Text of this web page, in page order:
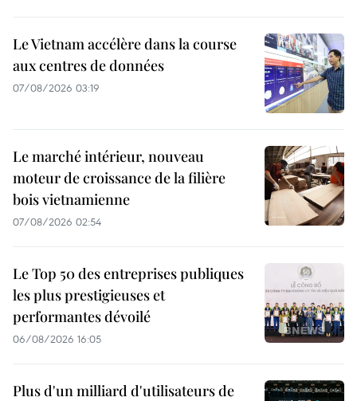
Le Vietnam accélère dans la course
aux centres de données
07/08/2026 03:19
Le marché intérieur, nouveau
moteur de croissance de la filière
bois vietnamienne
07/08/2026 02:54
Le Top 50 des entreprises publiques
les plus prestigieuses et
performantes dévoilé
06/08/2026 16:05
Plus d'un milliard d'utilisateurs de